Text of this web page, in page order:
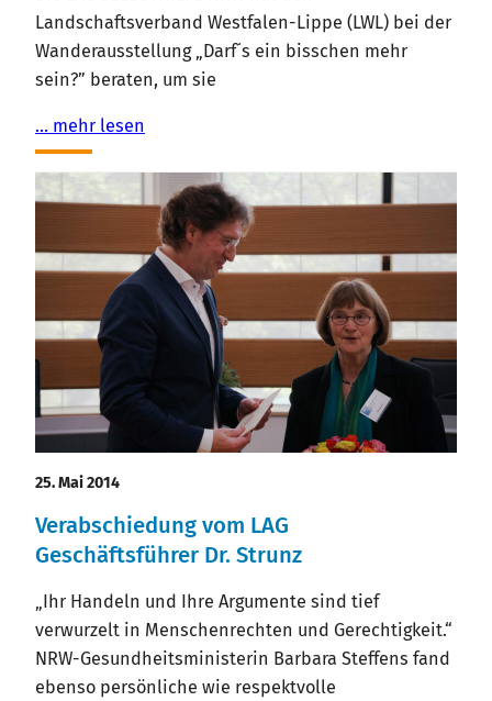
Landschaftsverband Westfalen-Lippe (LWL) bei der
Wanderausstellung „Darf´s ein bisschen mehr
sein?” beraten, um sie
… mehr lesen
25. Mai 2014
Verabschiedung vom LAG
Geschäftsführer Dr. Strunz
„Ihr Handeln und Ihre Argumente sind tief
verwurzelt in Menschenrechten und Gerechtigkeit.“
NRW-Gesundheitsministerin Barbara Steffens fand
ebenso persönliche wie respektvolle